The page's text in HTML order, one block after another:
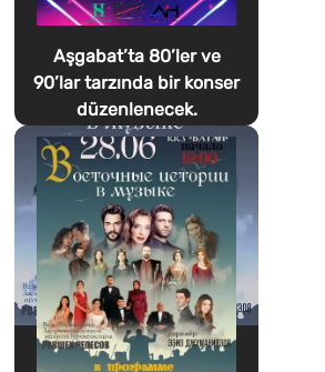
Aşgabat’ta 80’ler ve
90’lar tarzında bir konser
düzenlenecek.